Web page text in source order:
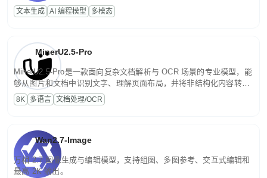
话端到端交付生产级成果。原生视觉理解贯穿规划、执行与验证全流
程，支持超长文档与长视频的深度语义解析。长程任务中自主规划与
文本生成 AI 编程模型 多模态
MinerU2.5-Pro
MinerU2.5-Pro是一款面向复杂文档解析与 OCR 场景的专业模型，能
够从图片和文档中识别文字、理解页面布局，并将非结构化内容转换
为便于存储、检索和二次处理的结构化结果。
8K 多语言 文档处理/OCR
Wan2.7-Image
万相 2.7 图像生成与编辑模型，支持组图、多图参考、交互式编辑和
最高 2K 输出。